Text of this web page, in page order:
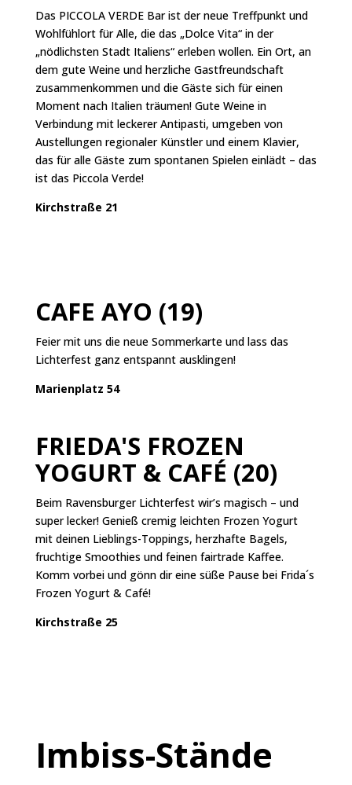
Das PICCOLA VERDE Bar ist der neue Treffpunkt und
Wohlfühlort für Alle, die das „Dolce Vita“ in der
„nödlichsten Stadt Italiens“ erleben wollen. Ein Ort, an
dem gute Weine und herzliche Gastfreundschaft
zusammenkommen und die Gäste sich für einen
Moment nach Italien träumen! Gute Weine in
Verbindung mit leckerer Antipasti, umgeben von
Austellungen regionaler Künstler und einem Klavier,
das für alle Gäste zum spontanen Spielen einlädt – das
ist das Piccola Verde!
Kirchstraße 21
CAFE AYO (19)
Feier mit uns die neue Sommerkarte und lass das
Lichterfest ganz entspannt ausklingen!
Marienplatz 54
FRIEDA'S FROZEN
YOGURT & CAFÉ (20)
Beim Ravensburger Lichterfest wir’s magisch – und
super lecker! Genieß cremig leichten Frozen Yogurt
mit deinen Lieblings-Toppings, herzhafte Bagels,
fruchtige Smoothies und feinen fairtrade Kaffee.
Komm vorbei und gönn dir eine süße Pause bei Frida´s
Frozen Yogurt & Café!
Kirchstraße 25
Imbiss-Stände